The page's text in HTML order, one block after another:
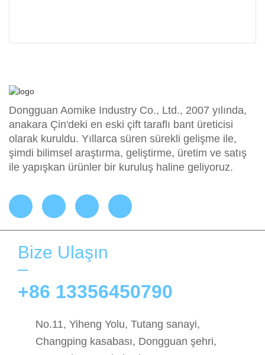
Dongguan Aomike Industry Co., Ltd., 2007 yılında,
anakara Çin'deki en eski çift taraflı bant üreticisi
olarak kuruldu. Yıllarca süren sürekli gelişme ile,
şimdi bilimsel araştırma, geliştirme, üretim ve satış
ile yapışkan ürünler bir kuruluş haline geliyoruz.
Bize Ulaşın
+86 13356450790
No.11, Yiheng Yolu, Tutang sanayi,
Changping kasabası, Dongguan şehri,